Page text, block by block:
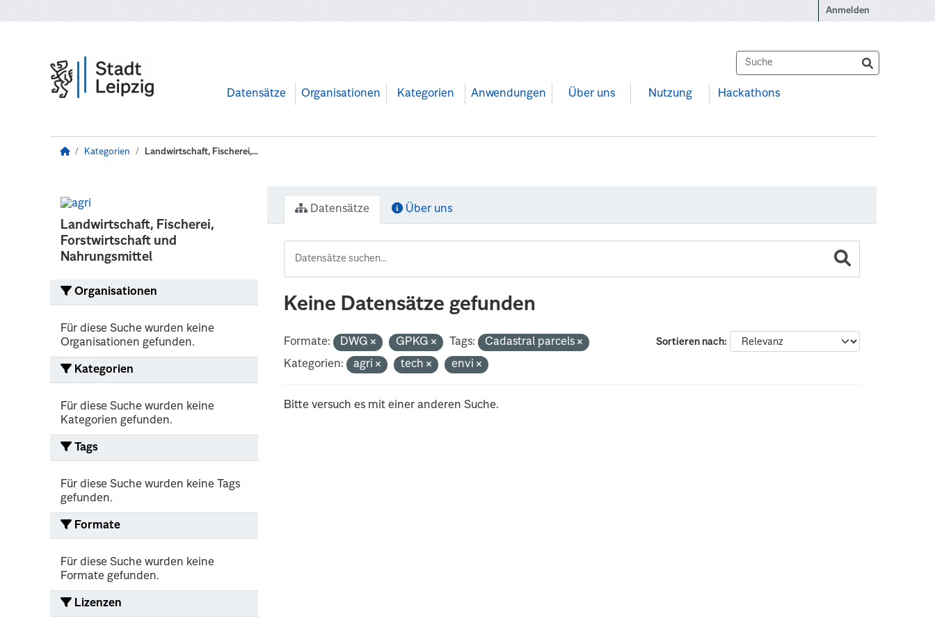
Anmelden
Datensätze Organisationen Kategorien Anwendungen Über uns Nutzung Hackathons
Kategorien Landwirtschaft, Fischerei,...
Landwirtschaft, Fischerei,
Forstwirtschaft und
Nahrungsmittel
Organisationen
Für diese Suche wurden keine
Organisationen gefunden.
Kategorien
Für diese Suche wurden keine
Kategorien gefunden.
Tags
Für diese Suche wurden keine Tags
gefunden.
Formate
Für diese Suche wurden keine
Formate gefunden.
Lizenzen
Datensätze Über uns
Keine Datensätze gefunden
Sortieren nach
Formate: DWG GPKG Tags:
Cadastral parcels
Kategorien:
agri tech envi
Bitte versuch es mit einer anderen Suche.